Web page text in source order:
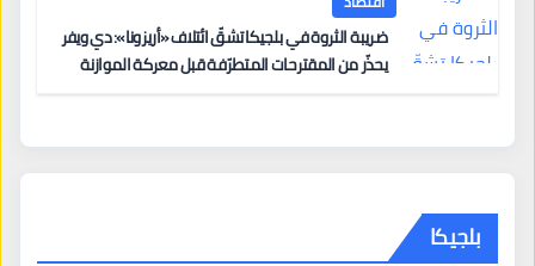
ضريبة الثروة في بلجيكا تشقّ ائتلاف «أريزونا»: دي ويفر
يحذّر من المقترحات المتطرّفة قبل معركة الموازنة
بلجيكا